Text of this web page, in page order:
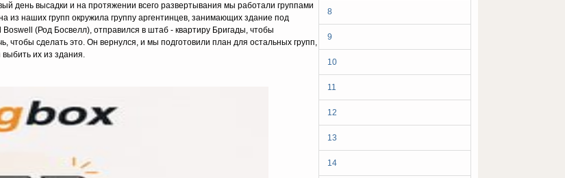
8
9
10
11
12
13
14
день высадки и на протяжении всего развертывания мы работали группами
из наших групп окружила группу аргентинцев, занимающих здание под
(Род Босвелл), отправился в штаб - квартиру Бригады, чтобы
чтобы сделать это. Он вернулся, и мы подготовили план для остальных групп,
их из здания.